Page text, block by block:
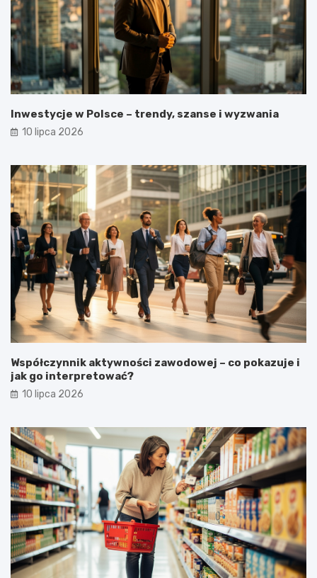
Inwestycje w Polsce – trendy, szanse i wyzwania
10 lipca 2026
Współczynnik aktywności zawodowej – co pokazuje i
jak go interpretować?
10 lipca 2026